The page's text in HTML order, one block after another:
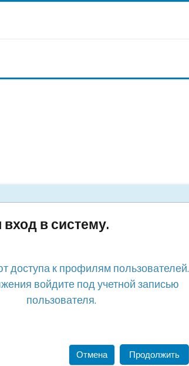
вход в систему.
доступа к профилям пользователей.
войдите под учетной записью
пользователя.
Отмена Продолжить